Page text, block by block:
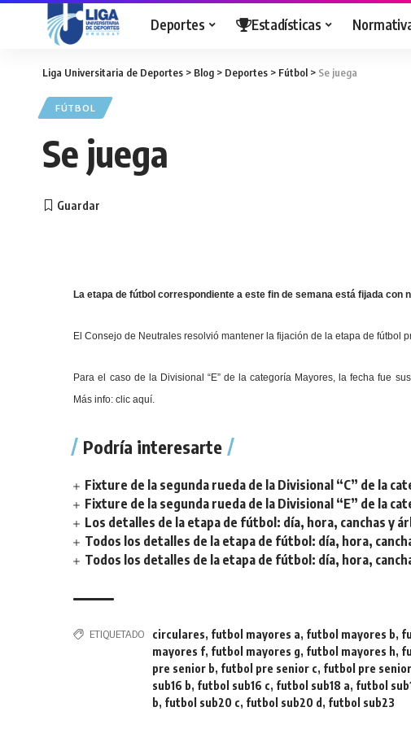
Deportes Estadísticas
Liga Universitaria de Deportes > Blog > Deportes > Fútbol > Se juega
FÚTBOL
Se juega
La etapa de fútbol correspondiente a este fin de semana está fijada con
El Consejo de Neutrales resolvió mantener la fijación de la etapa de fútbol
Para el caso de la Divisional “E” de la categoría Mayores, la fecha fue
Más info:clic aquí.
Podría interesarte
Fixture de la segunda rueda de la Divisional “C” de la
Fixture de la segunda rueda de la Divisional “E” de la
Los detalles de la etapa de fútbol: día, hora, canchas y
Todos los detalles de la etapa de fútbol: día, hora,
Todos los detalles de la etapa de fútbol: día, hora,
ETIQUETADO circulares, futbol mayores a, futbol mayores b,
mayores f, futbol mayores g, futbol mayores h,
pre senior b, futbol pre senior c, futbol pre senior
sub16 b, futbol sub16 c, futbol sub18 a, futbol
b, futbol sub20 c, futbol sub20 d , futbol sub23